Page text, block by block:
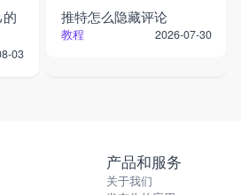
03
推特怎么隐藏评论
教程 2026-07-30
产品和服务
关于我们